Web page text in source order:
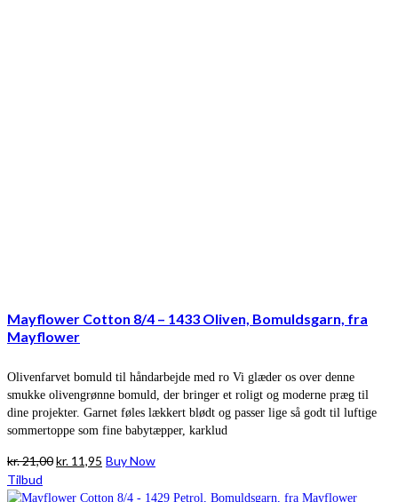
Mayflower Cotton 8/4 – 1433 Oliven, Bomuldsgarn, fra
Mayflower
Olivenfarvet bomuld til håndarbejde med ro Vi glæder os over denne
smukke olivengrønne bomuld, der bringer et roligt og moderne præg til
dine projekter. Garnet føles lækkert blødt og passer lige så godt til luftige
sommertoppe som fine babytæpper, karklud
kr.21,00Den
pris
kr. 11,95 Den
pris
Buy Now
Tilbud